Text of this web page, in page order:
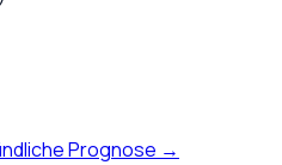
Prognose →